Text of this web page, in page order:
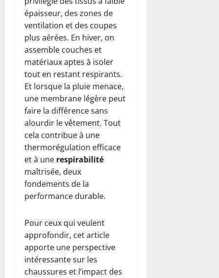
épaisseur, des zones de
ventilation et des coupes
plus aérées. En hiver, on
assemble couches et
matériaux aptes à isoler
tout en restant respirants.
Et lorsque la pluie menace,
une membrane légère peut
faire la différence sans
alourdir le vêtement. Tout
cela contribue à une
thermorégulation efficace
et à une respirabilité
maîtrisée, deux
fondements de la
performance durable.
Pour ceux qui veulent
approfondir, cet article
apporte une perspective
intéressante sur les
chaussures et l’impact des